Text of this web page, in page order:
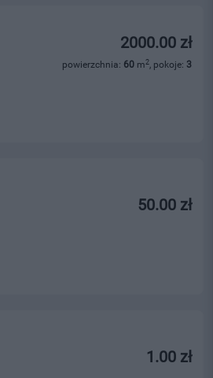
2000.00 zł
powierzchnia: 60 m2, pokoje: 3
50.00 zł
1.00 zł